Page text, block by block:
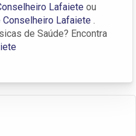
Lafaiete ou
Lafaiete .
de Saúde? Encontra